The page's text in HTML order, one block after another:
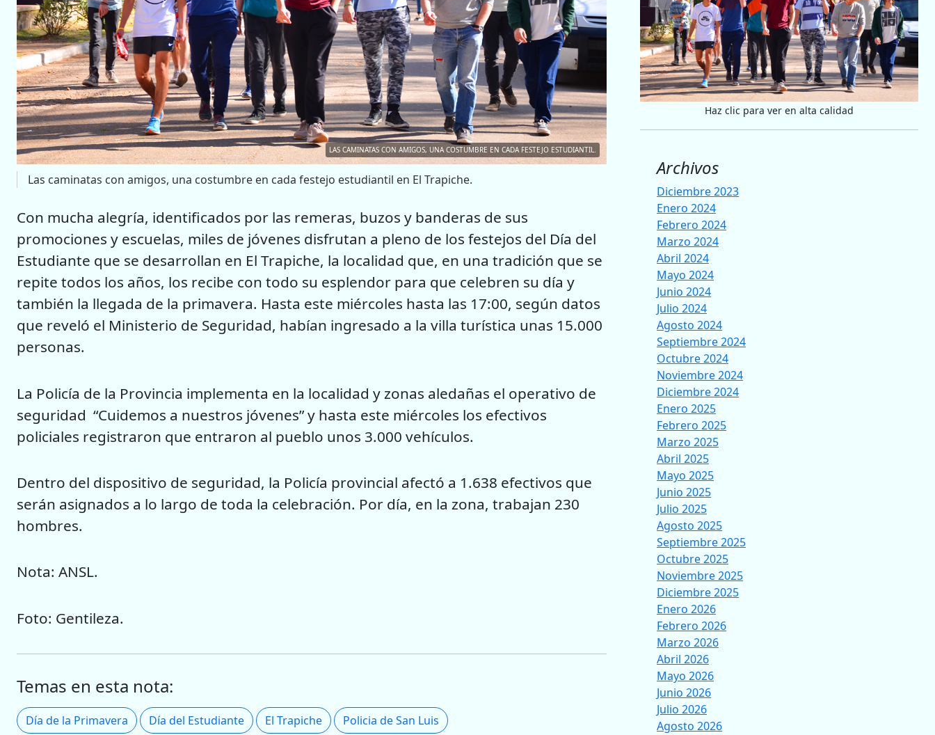
LAS CAMINATAS CON AMIGOS, UNA COSTUMBRE EN CADA FESTEJO ESTUDIANTIL.
Las caminatas con amigos, una costumbre en cada festejo estudiantil en El Trapiche.
Con mucha alegría, identificados por las remeras, buzos y banderas de sus
promociones y escuelas, miles de jóvenes disfrutan a pleno de los festejos del Día del
Estudiante que se desarrollan en El Trapiche, la localidad que, en una tradición que se
repite todos los años, los recibe con todo su esplendor para que celebren su día y
también la llegada de la primavera. Hasta este miércoles hasta las 17:00, según datos
que reveló el Ministerio de Seguridad, habían ingresado a la villa turística unas 15.000
personas.
La Policía de la Provincia implementa en la localidad y zonas aledañas el operativo de
seguridad “Cuidemos a nuestros jóvenes” y hasta este miércoles los efectivos
policiales registraron que entraron al pueblo unos 3.000 vehículos.
Dentro del dispositivo de seguridad, la Policía provincial afectó a 1.638 efectivos que
serán asignados a lo largo de toda la celebración. Por día, en la zona, trabajan 230
hombres.
Nota: ANSL.
Foto: Gentileza.
Temas en esta nota:
Día de la Primavera Día del Estudiante El Trapiche Policia de San Luis
Haz clic para ver en alta calidad
Archivos
Diciembre 2023
Enero 2024
Febrero 2024
Marzo 2024
Abril 2024
Mayo 2024
Junio 2024
Julio 2024
Agosto 2024
Septiembre 2024
Octubre 2024
Noviembre 2024
Diciembre 2024
Enero 2025
Febrero 2025
Marzo 2025
Abril 2025
Mayo 2025
Junio 2025
Julio 2025
Agosto 2025
Septiembre 2025
Octubre 2025
Noviembre 2025
Diciembre 2025
Enero 2026
Febrero 2026
Marzo 2026
Abril 2026
Mayo 2026
Junio 2026
Julio 2026
Agosto 2026